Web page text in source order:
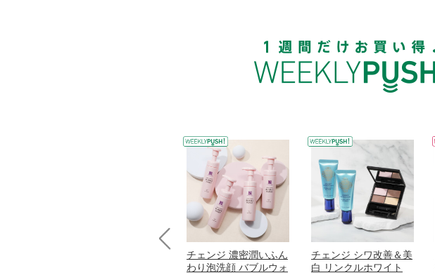
チェンジ 濃密潤いふん
わり泡洗顔 バブルウォ
チェンジ シワ改善＆美
白 リンクルホワイト